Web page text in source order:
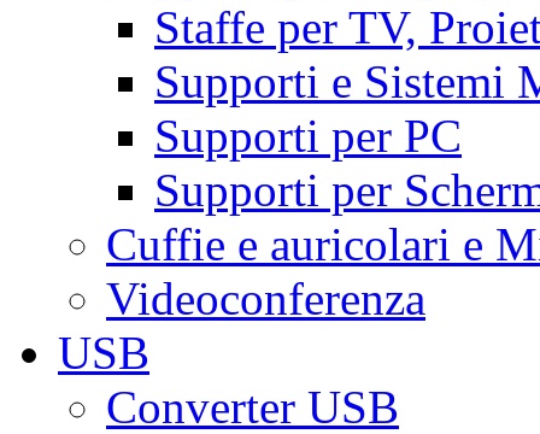
Staffe per TV,
Supporti e Sistemi
Supporti per PC
Supporti per
Cuffie e auricolari e
Videoconferenza
USB
Converter USB